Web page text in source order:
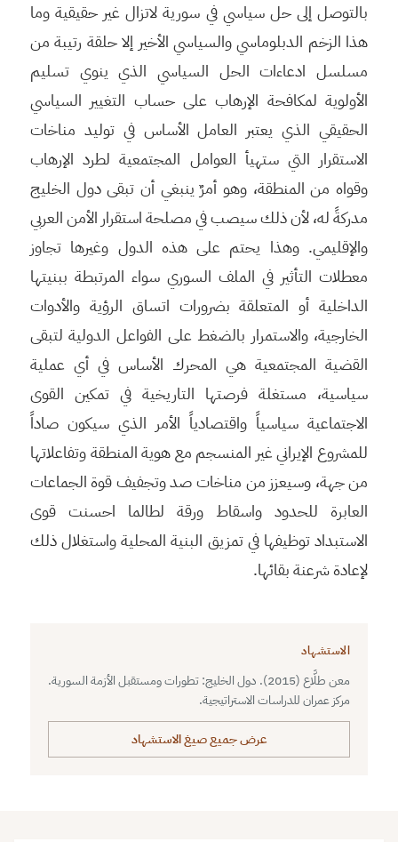
بالتوصل إلى حل سياسي في سورية لاتزال غير حقيقية وما
هذا الزخم الدبلوماسي والسياسي الأخير إلا حلقة رتيبة من
مسلسل ادعاءات الحل السياسي الذي ينوي تسليم
الأولوية لمكافحة الإرهاب على حساب التغيير السياسي
الحقيقي الذي يعتبر العامل الأساس في توليد مناخات
الاستقرار التي ستهيأ العوامل المجتمعية لطرد الإرهاب
وقواه من المنطقة، وهو أمرٌ ينبغي أن تبقى دول الخليج
مدركةً له، لأن ذلك سيصب في مصلحة استقرار الأمن العربي
والإقليمي. وهذا يحتم على هذه الدول وغيرها تجاوز
معطلات التأثير في الملف السوري سواء المرتبطة ببنيتها
الداخلية أو المتعلقة بضرورات اتساق الرؤية والأدوات
الخارجية، والاستمرار بالضغط على الفواعل الدولية لتبقى
القضية المجتمعية هي المحرك الأساس في أي عملية
سياسية، مستغلة فرصتها التاريخية في تمكين القوى
الاجتماعية سياسياً واقتصادياً الأمر الذي سيكون صاداً
للمشروع الإيراني غير المنسجم مع هوية المنطقة وتفاعلاتها
من جهة، وسيعزز من مناخات صد وتجفيف قوة الجماعات
العابرة للحدود واسقاط ورقة لطالما احسنت قوى
الاستبداد توظيفها في تمزيق البنية المحلية واستغلال ذلك
لإعادة شرعنة بقائها.
الاستشهاد
معن طلَّاع (2015). دول الخليج: تطورات ومستقبل الأزمة السورية.
مركز عمران للدراسات الاستراتيجية.
عرض جميع صيغ الاستشهاد